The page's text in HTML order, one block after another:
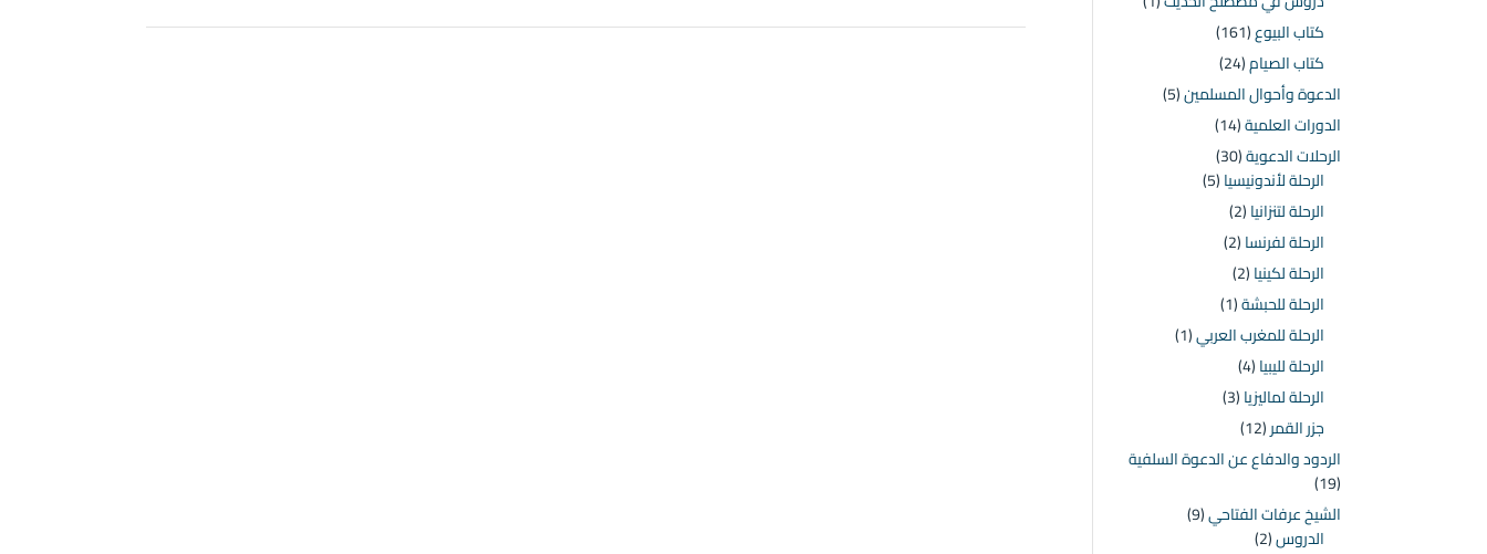
كتاب البيوع(161)
كتاب الصيام(24)
الدعوة وأحوال المسلمين(5)
الدورات العلمية(14)
الرحلات الدعوية(30)
الرحلة لأندونيسيا(5)
الرحلة لتنزانيا(2)
الرحلة لفرنسا(2)
الرحلة لكينيا(2)
الرحلة للحبشة(1)
الرحلة للمغرب العربي(1)
الرحلة لليبيا(4)
الرحلة لماليزيا(3)
جزر القمر(12)
الردود والدفاع عن الدعوة السلفية
(19)
الشيخ عرفات الفتاحي(9)
الدروس(2)